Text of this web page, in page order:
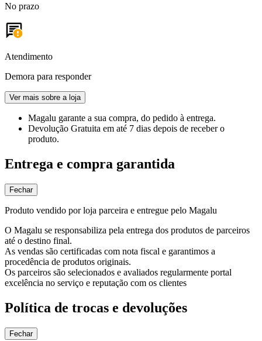
No prazo
Atendimento
Demora para responder
Ver mais sobre a loja
Magalu garante a sua compra, do pedido à entrega.
Devolução Gratuita em até 7 dias depois de receber o
produto.
Entrega e compra garantida
Fechar
Produto vendido por loja parceira e entregue pelo Magalu
O Magalu se responsabiliza pela entrega dos produtos de parceiros
até o destino final.
As vendas são certificadas com nota fiscal e garantimos a
procedência de produtos originais.
Os parceiros são selecionados e avaliados regularmente portal
excelência no serviço e reputação com os clientes
Política de trocas e devoluções
Fechar